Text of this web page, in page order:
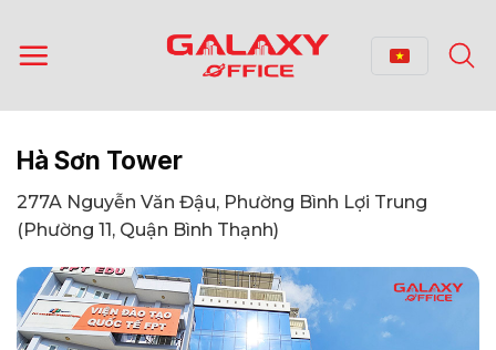
qua
nội
Hà Sơn Tower
277A Nguyễn Văn Đậu, Phường Bình Lợi Trung
(Phường 11, Quận Bình Thạnh)